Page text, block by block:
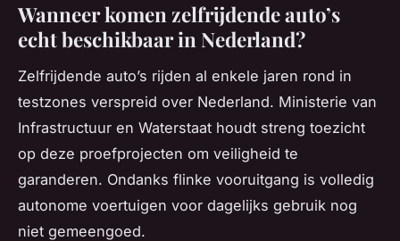
Wanneer komen zelfrijdende auto’s
echt beschikbaar in Nederland?
Zelfrijdende auto’s rijden al enkele jaren rond in
testzones verspreid over Nederland. Ministerie van
Infrastructuur en Waterstaat houdt streng toezicht
op deze proefprojecten om veiligheid te
garanderen. Ondanks flinke vooruitgang is volledig
autonome voertuigen voor dagelijks gebruik nog
niet gemeengoed.